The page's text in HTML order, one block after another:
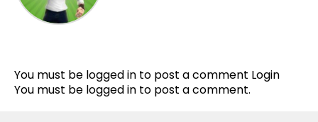
You must be logged in to post a comment Login
You must be logged in to post a comment.